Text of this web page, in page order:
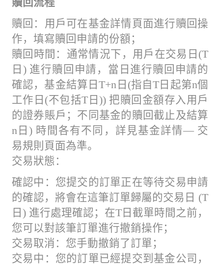
贖回：用戶可在基金詳情頁面進行贖回操
作，填寫贖回申請的份額；
贖回時間：通常情況下，用戶在交易日(T
日) 進行贖回申請，當日進行贖回申請的
確認，基金結算日T+n日(指自T日起第n個
工作日(不包括T日)) 把贖回金額存入用戶
的證券賬戶；不同基金的贖回截止及結算
n日) 時間各有不同，詳見基金詳情— 交
易規則頁面為準。
交易狀態：
確認中：您提交的訂單正在等待交易申請
的確認，將會在這筆訂單歸屬的交易日 (T
日) 進行處理確認；在T日截單時間之前，
您可以對該筆訂單進行撤銷操作；
交易取消：您手動撤銷了訂單；
交易中：您的訂單已經提交到基金公司，